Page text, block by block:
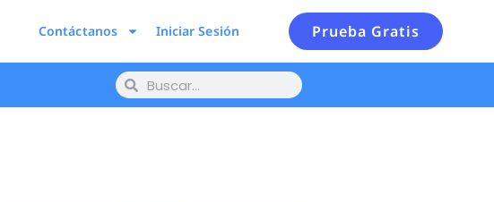
Contáctanos Iniciar Sesión Prueba Gratis